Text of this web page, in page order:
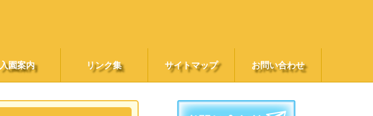
入園案内 リンク集 サイトマップ お問い合わせ